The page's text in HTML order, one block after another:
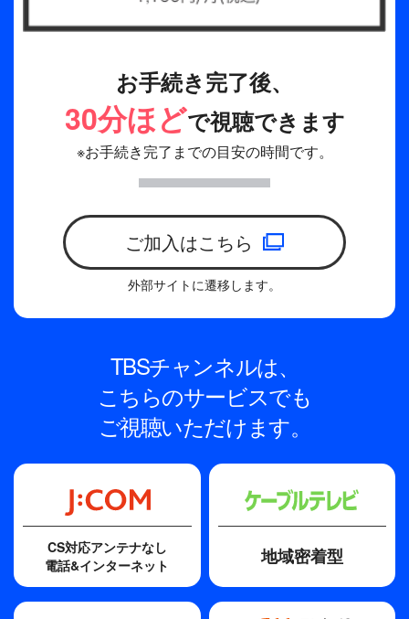
お手続き完了後、
30分ほどで視聴できます
※お手続き完了までの目安の時間です。
ご加入はこちら
外部サイトに遷移します。
TBSチャンネルは、
こちらのサービスでも
ご視聴いただけます。
CS対応アンテナなし
電話&インターネット
地域密着型